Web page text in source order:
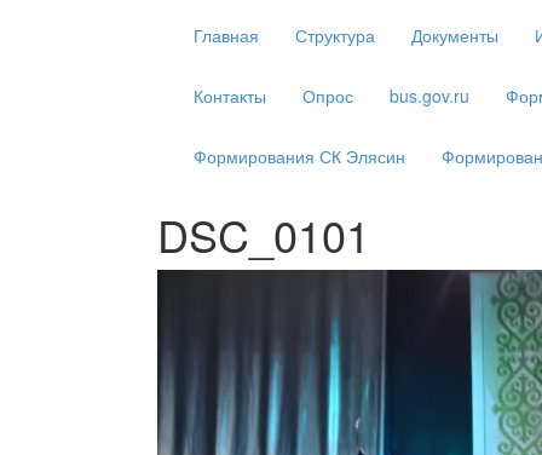
Главная Структура Документы
Контакты Опрос bus.gov.ru
Формирования СК Элясин
DSC_0101